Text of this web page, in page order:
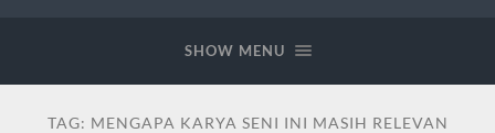
SHOW MENU
TAG: MENGAPA KARYA SENI INI MASIH RELEVAN